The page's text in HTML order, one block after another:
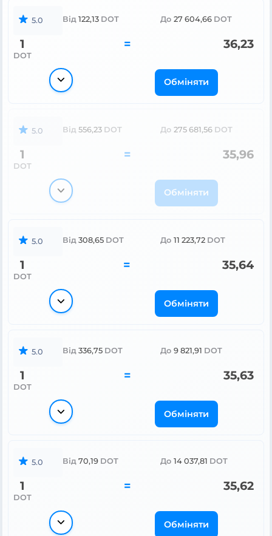
5.0 Від 122,13 DOT До 27 604,66 DOT
1
DOT
= 36,23
Обміняти
5.0 Від 556,23 DOT До 275 681,56 DOT
1
DOT
= 35,96
Обміняти
5.0 Від 308,65 DOT До 11 223,72 DOT
1
DOT
= 35,64
Обміняти
5.0 Від 336,75 DOT До 9 821,91 DOT
1
DOT
= 35,63
Обміняти
5.0 Від 70,19 DOT До 14 037,81 DOT
1
DOT
= 35,62
Обміняти